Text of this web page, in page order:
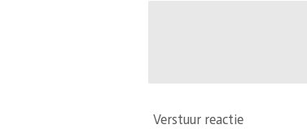
Verstuur reactie